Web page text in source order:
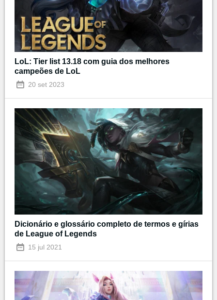
LoL: Tier list 13.18 com guia dos melhores
campeões de LoL
20 set 2023
Dicionário e glossário completo de termos e gírias
de League of Legends
15 jul 2021